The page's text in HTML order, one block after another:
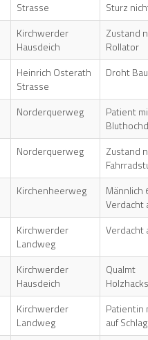
Strasse
Sturz
Kirchwerder
Hausdeich
Zustand
Rollator
Heinrich Osterath
Strasse
Droht
Norderquerweg
Patient
Norderquerweg
Zustand
Kirchenheerweg
Männlich
Verdacht
Kirchwerder
Landweg
Verdacht
Kirchwerder
Hausdeich
Qualmt
Kirchwerder
Landweg
Patientin
auf